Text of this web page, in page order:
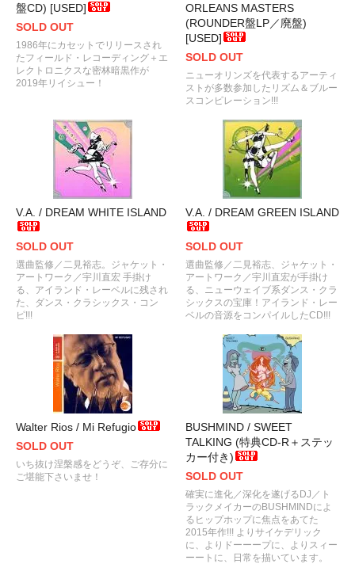
盤CD) [USED]
SOLD OUT
1986年にカセットでリリースされ
たフィールド・レコーディング＋エ
レクトロニクスな密林暗黒作が
2019年リイシュー！
ORLEANS MASTERS
(ROUNDER盤LP／廃盤)
[USED]
SOLD OUT
ニューオリンズを代表するアーティ
ストが多数参加したリズム＆ブルー
スコンピレーション!!!
V.A. / DREAM WHITE ISLAND
SOLD OUT
選曲監修／二見裕志。ジャケット・
アートワーク／宇川直宏 手掛け
る、アイランド・レーベルに残され
た、ダンス・クラシックス・コン
ピ!!!
V.A. / DREAM GREEN ISLAND
SOLD OUT
選曲監修／二見裕志、ジャケット・
アートワーク／宇川直宏が手掛け
る、ニューウェイブ系ダンス・クラ
シックスの宝庫！アイランド・レー
ベルの音源をコンパイルしたCD!!!
Walter Rios / Mi Refugio
SOLD OUT
いち抜け涅槃感をどうぞ、ご存分に
ご堪能下さいませ！
BUSHMIND / SWEET
TALKING (特典CD-R＋ステッ
カー付き)
SOLD OUT
確実に進化／深化を遂げるDJ／ト
ラックメイカーのBUSHMINDによ
るヒップホップに焦点をあてた
2015年作!!! よりサイケデリック
に、よりドーーープに、よりスィー
ーートに、日常を描いています。